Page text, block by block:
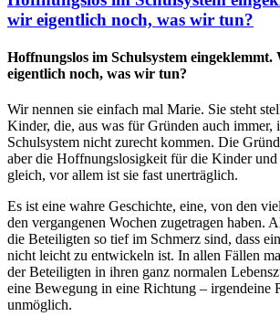
wir eigentlich noch, was wir tun?
Hoffnungslos im Schulsystem eingeklemmt.
eigentlich noch, was wir tun?
Wir nennen sie einfach mal Marie. Sie steht
Kinder, die, aus was für Gründen auch immer,
Schulsystem nicht zurecht kommen. Die
aber die Hoffnungslosigkeit für die Kinder und
gleich, vor allem ist sie fast unerträglich.
Es ist eine wahre Geschichte, eine, von den
den vergangenen Wochen zugetragen haben.
die Beteiligten so tief im Schmerz sind, dass
nicht leicht zu entwickeln ist. In allen Fällen
der Beteiligten in ihren ganz normalen
eine Bewegung in eine Richtung – irgendeine
unmöglich.